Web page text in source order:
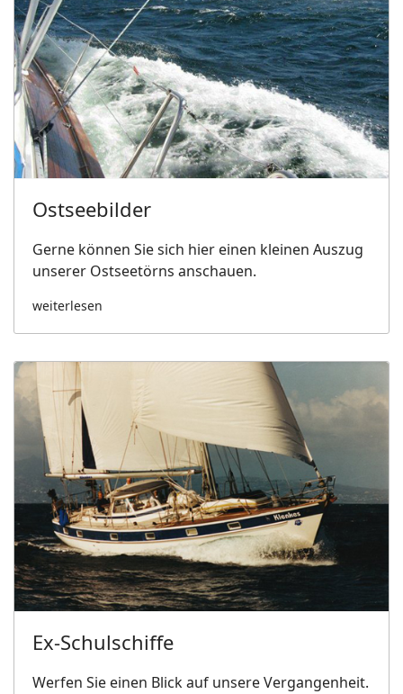
Ostseebilder
Gerne können Sie sich hier einen kleinen Auszug
unserer Ostseetörns anschauen.
weiterlesen
Ex-Schulschiffe
Werfen Sie einen Blick auf unsere Vergangenheit.